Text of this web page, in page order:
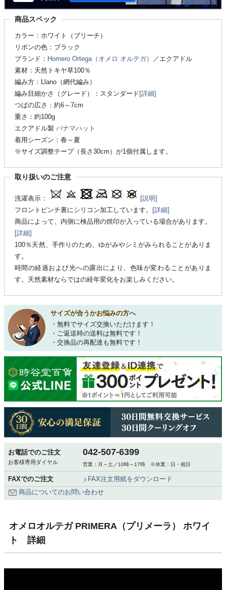
商品スペック
カラー：ホワイト（ブリーチ）
リボンの色：ブラック
ブランド： Homero Ortega（オメロ オルテガ）
／エクアドル
素材：天然トキヤ草100％
編み方：Llano（網代編み）
編み目細かさ（グレード）：スタンダード[詳細]
つばの広さ：約6～7cm
重さ：約100g
エクアドル製 パナマハット
着用シーズン：春～夏
※サイズ調整テープ（長さ30cm）が1個付属します。
取り扱いのご注意
洗濯表示：
[説明]
フロントピンチ裏にシリコン加工しています。 [詳細]
商品によって、内側に検品用の焼印が入っている場合があります。
[詳細]
100％天然、手作りのため、ゆがみやシミがみられることがありま
す。
時間の経過および光への露出により、色味が変わることがありま
す。天然素材ならではの経年変化をお楽しみください。
サイズが合うかお悩みの方へ
・無料でサイズ交換いただけます！
・ご返送時の送料は無料です！
・交換品の再配達も無料です！
お電話でのご注文
お客様専用ダイヤル
042-507-6399
営業：月～土／10時～17時 ※休業：日・祝日
FAXでのご注文
FAX注文用紙をダウンロード
商品についてのお問い合わせ
オメロオルテガ PRIMERA（プリメーラ） ホワイ
ト 詳細